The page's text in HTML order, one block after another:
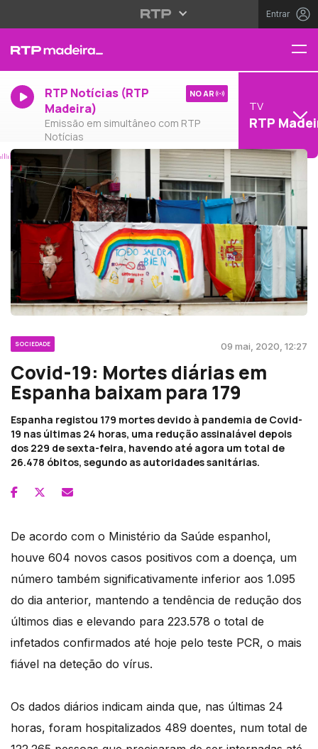
Entrar
RTP Notícias (RTP
Madeira)
Emissão em simultâneo com RTP
Notícias
NO AR
TV
RTP
SOCIEDADE 09 mai, 2020, 12:27
Covid-19: Mortes diárias em
Espanha baixam para 179
Espanha registou 179 mortes devido à pandemia de Covid-
19 nas últimas 24 horas, uma redução assinalável depois
dos 229 de sexta-feira, havendo até agora um total de
26.478 óbitos, segundo as autoridades sanitárias.
De acordo com o Ministério da Saúde espanhol,
houve 604 novos casos positivos com a doença, um
número também significativamente inferior aos 1.095
do dia anterior, mantendo a tendência de redução dos
últimos dias e elevando para 223.578 o total de
infetados confirmados até hoje pelo teste PCR, o mais
fiável na deteção do vírus.
Os dados diários indicam ainda que, nas últimas 24
horas, foram hospitalizados 489 doentes, num total de